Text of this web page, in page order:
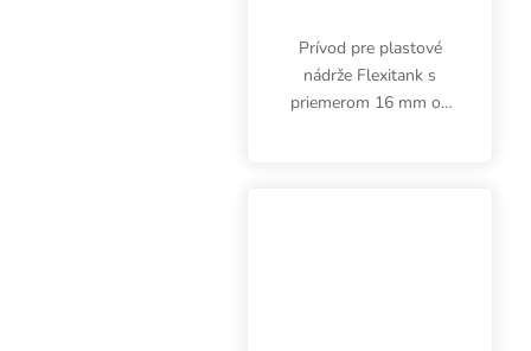
Prívod pre plastové
nádrže Flexitank s
priemerom 16 mm od